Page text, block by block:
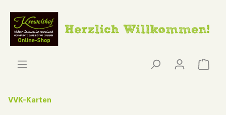
VVK-Karten